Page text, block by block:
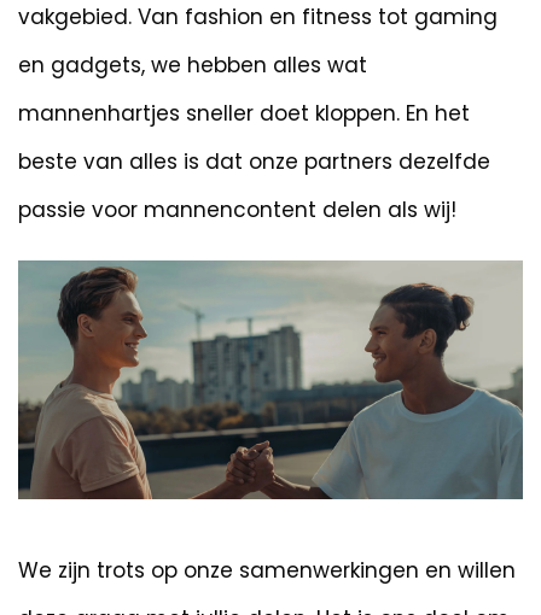
vakgebied. Van fashion en fitness tot gaming
en gadgets, we hebben alles wat
mannenhartjes sneller doet kloppen. En het
beste van alles is dat onze partners dezelfde
passie voor mannencontent delen als wij!
We zijn trots op onze samenwerkingen en willen